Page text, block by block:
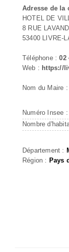
Adresse de la
HOTEL DE
8 RUE
53400 LIVRE-
Téléphone :02
Web : https://
Nom du Maire :
Numéro Insee :
Nombre
Département :
Région : Pays